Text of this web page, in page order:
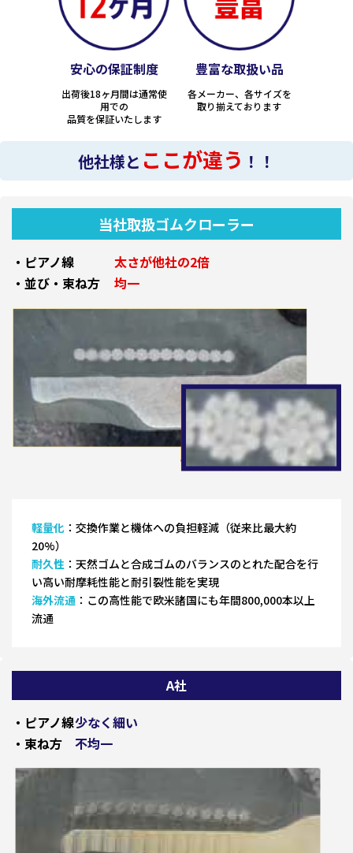
安心の保証制度
出荷後18ヶ月間は通常使
用での
品質を保証いたします
豊富な取扱い品
各メーカー、各サイズを
取り揃えております
他社様と ここが違う ！！
当社取扱ゴムクローラー
・ピアノ線
太さが他社の2倍
・並び・束ね方
均一
軽量化 ：交換作業と機体への負担軽減（従来比最大約
20%）
耐久性 ：天然ゴムと合成ゴムのバランスのとれた配合を行
い高い耐摩耗性能と耐引裂性能を実現
海外流通 ：この高性能で欧米諸国にも年間800,000本以上
流通
A社
・ピアノ線少なく細い
・束ね方
不均一